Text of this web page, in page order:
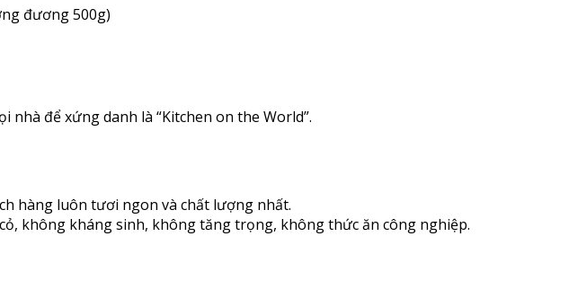
đương 500g)
nhà để xứng danh là “Kitchen on the World”.
hàng luôn tươi ngon và chất lượng nhất.
không kháng sinh, không tăng trọng, không thức ăn công nghiệp.